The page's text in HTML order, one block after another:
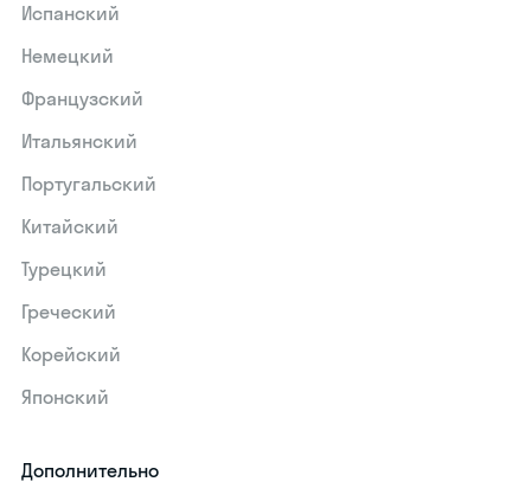
Испанский
Немецкий
Французский
Итальянский
Португальский
Китайский
Турецкий
Греческий
Корейский
Японский
Дополнительно